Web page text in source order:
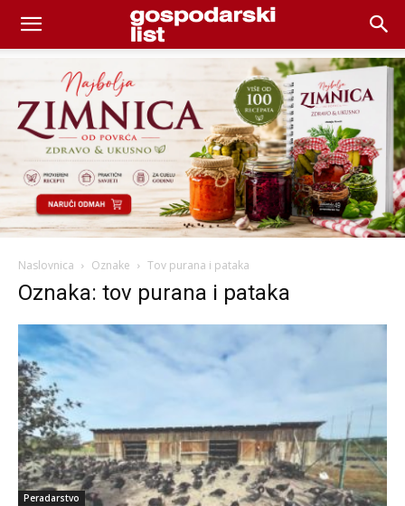
Naslovnica Oznake Tov purana i pataka
Oznaka: tov purana i pataka
Peradarstvo